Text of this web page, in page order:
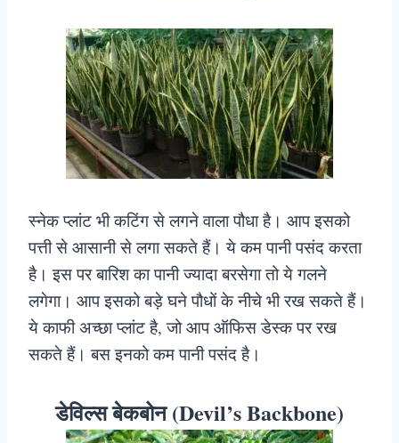
स्नेक प्लांट भी कटिंग से लगने वाला पौधा है। आप इसको
पत्ती से आसानी से लगा सकते हैं। ये कम पानी पसंद करता
है। इस पर बारिश का पानी ज्यादा बरसेगा तो ये गलने
लगेगा। आप इसको बड़े घने पौधों के नीचे भी रख सकते हैं।
ये काफी अच्छा प्लांट है, जो आप ऑफिस डेस्क पर रख
सकते हैं। बस इनको कम पानी पसंद है।
डेविल्स बेकबोन (Devil’s Backbone)